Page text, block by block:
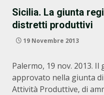
Sicilia. La giunta
distretti produttivi
19 Novembre 2013
Palermo, 19 nov. 2013.
approvato nella giunta
Attività Produttive, di